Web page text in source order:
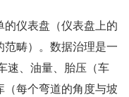
仪表盘（仪表盘上的
畴）。数据治理是一
、油量、胎压（车
每个弯道的角度与坡